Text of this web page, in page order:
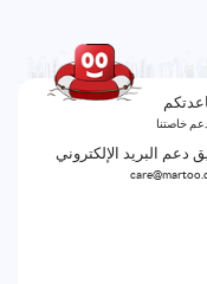
خاصتنا
دعم البريد الإلكتروني